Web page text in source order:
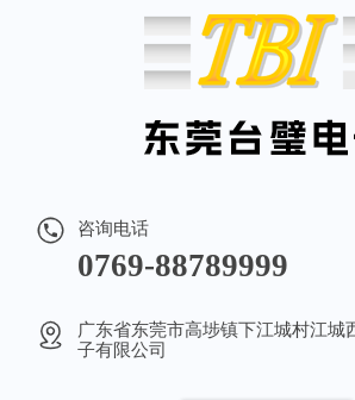
咨询电话
0769-88789999
广东省东莞市高埗镇下江城村江城
子有限公司